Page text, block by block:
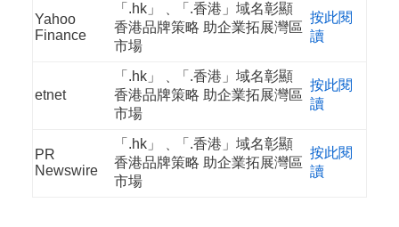
Yahoo
Finance
「.hk」﹑「.香港」域名彰顯
香港品牌策略 助企業拓展灣區
市場
按此閱
讀
etnet
「.hk」﹑「.香港」域名彰顯
香港品牌策略 助企業拓展灣區
市場
按此閱
讀
PR
Newswire
「.hk」﹑「.香港」域名彰顯
香港品牌策略 助企業拓展灣區
市場
按此閱
讀